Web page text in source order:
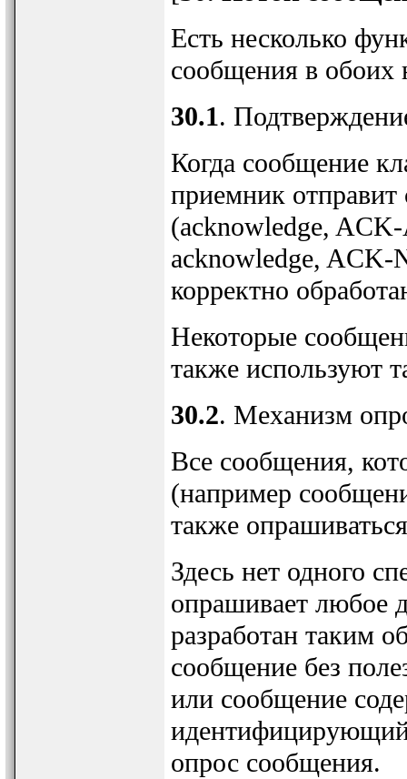
Есть несколько
сообщения в обоих
30.1.
Когда сообщение
приемник
(acknowledge,
acknowledge, ACK-
корректно
Некоторые
также используют
30.2. Механизм
Все сообщения,
(например
также
Здесь нет одного
опрашивает любое
разработан таким
сообщение без
или сообщение
идентифицирующий
опрос сообщения.